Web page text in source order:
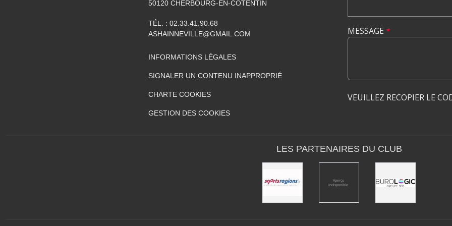
50120 CHERBOURG-EN-COTENTIN
TÉL. : 02.33.41.90.68
ASHAINNEVILLE@GMAIL.COM
INFORMATIONS LÉGALES
SIGNALER UN CONTENU INAPPROPRIÉ
CHARTE COOKIES
GESTION DES COOKIES
MESSAGE *
VEUILLEZ RECOPIER LE
LES PARTENAIRES DU CLUB